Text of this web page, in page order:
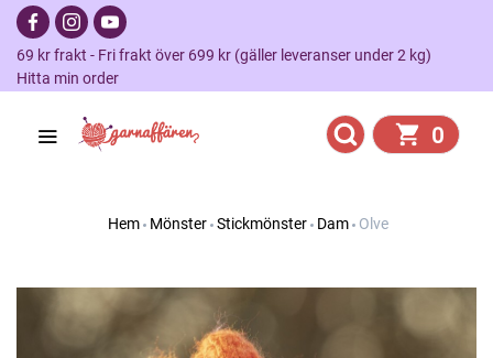
69 kr frakt - Fri frakt över 699 kr (gäller leveranser under 2 kg)
Hitta min order
0
Hem Mönster Stickmönster Dam Olve